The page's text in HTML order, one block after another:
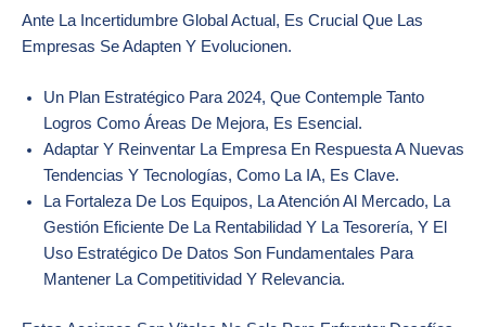
Ante La Incertidumbre Global Actual, Es Crucial Que Las
Empresas Se Adapten Y Evolucionen.
Un Plan Estratégico Para 2024, Que Contemple Tanto
Logros Como Áreas De Mejora, Es Esencial.
Adaptar Y Reinventar La Empresa En Respuesta A Nuevas
Tendencias Y Tecnologías, Como La IA, Es Clave.
La Fortaleza De Los Equipos, La Atención Al Mercado, La
Gestión Eficiente De La Rentabilidad Y La Tesorería, Y El
Uso Estratégico De Datos Son Fundamentales Para
Mantener La Competitividad Y Relevancia.